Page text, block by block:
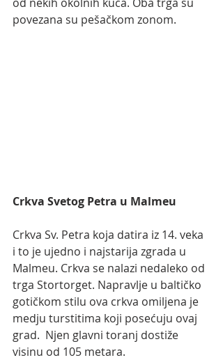
povezana su pešačkom zonom.
Crkva Svetog Petra u Malmeu
Crkva Sv. Petra koja datira iz 14. veka
i to je ujedno i najstarija zgrada u
Malmeu. Crkva se nalazi nedaleko od
trga Stortorget. Napravlje u baltičko
gotičkom stilu ova crkva omiljena je
medju turstitima koji posećuju ovaj
grad.  Njen glavni toranj dostiže
visinu od 105 metara.